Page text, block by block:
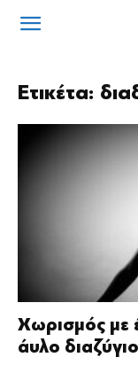
Ετικέτα:
Χωρισμός με
άυλο διαζύγιο